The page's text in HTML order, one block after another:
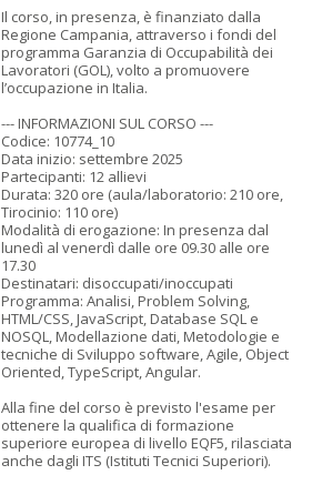
Il corso, in presenza, è finanziato dalla
Regione Campania, attraverso i fondi del
programma Garanzia di Occupabilità dei
Lavoratori (GOL), volto a promuovere
l’occupazione in Italia.
--- INFORMAZIONI SUL CORSO ---
Codice: 10774_10
Data inizio: settembre 2025
Partecipanti: 12 allievi
Durata: 320 ore (aula/laboratorio: 210 ore,
Tirocinio: 110 ore)
Modalità di erogazione: In presenza dal
lunedì al venerdì dalle ore 09.30 alle ore
17.30
Destinatari: disoccupati/inoccupati
Programma: Analisi, Problem Solving,
HTML/CSS, JavaScript, Database SQL e
NOSQL, Modellazione dati, Metodologie e
tecniche di Sviluppo software, Agile, Object
Oriented, TypeScript, Angular.
Alla fine del corso è previsto l'esame per
ottenere la qualifica di formazione
superiore europea di livello EQF5, rilasciata
anche dagli ITS (Istituti Tecnici Superiori).